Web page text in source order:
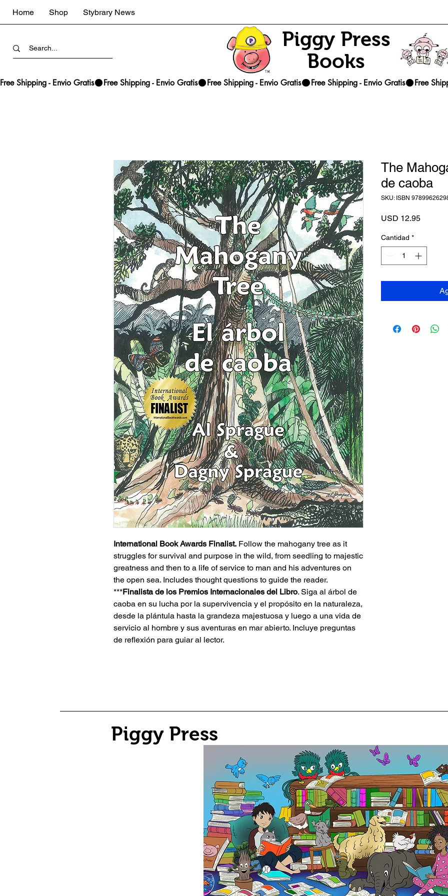
Home Shop Stybrary News
Piggy Press
Books
Free Shipping - Envio Gratis
International Book Awards Finalist. Follow the mahogany tree as it
struggles for survival and purpose in the wild, from seedling to majestic
greatness and then to a life of service to man and his adventures on
the open sea. Includes thought questions to guide the reader.
***Finalista de los Premios Internacionales del Libro. Siga al árbol de
caoba en su lucha por la supervivencia y el propósito en la naturaleza,
desde la plántula hasta la grandeza majestuosa y luego a una vida de
servicio al hombre y sus aventuras en mar abierto. Incluye preguntas
de reflexión para guiar al lector.
The
de caoba
SKU: ISBN
USD 12.95Precio
Cantidad *
Piggy Press